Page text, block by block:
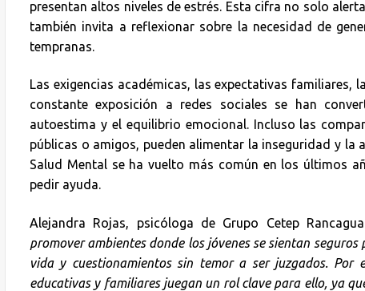
presentan altos niveles de estrés. Esta cifra no solo
también invita a reflexionar sobre la necesidad de
tempranas.
Las exigencias académicas, las expectativas
constante exposición a redes sociales se han
autoestima y el equilibrio emocional. Incluso las
públicas o amigos, pueden alimentar la inseguridad y la
Salud Mental se ha vuelto más común en los últimos
pedir ayuda.
Alejandra Rojas, psicóloga de Grupo Cetep
promover ambientes donde los jóvenes se sientan
vida y cuestionamientos sin temor a ser juzgados. Por
educativas y familiares juegan un rol clave para ello, ya